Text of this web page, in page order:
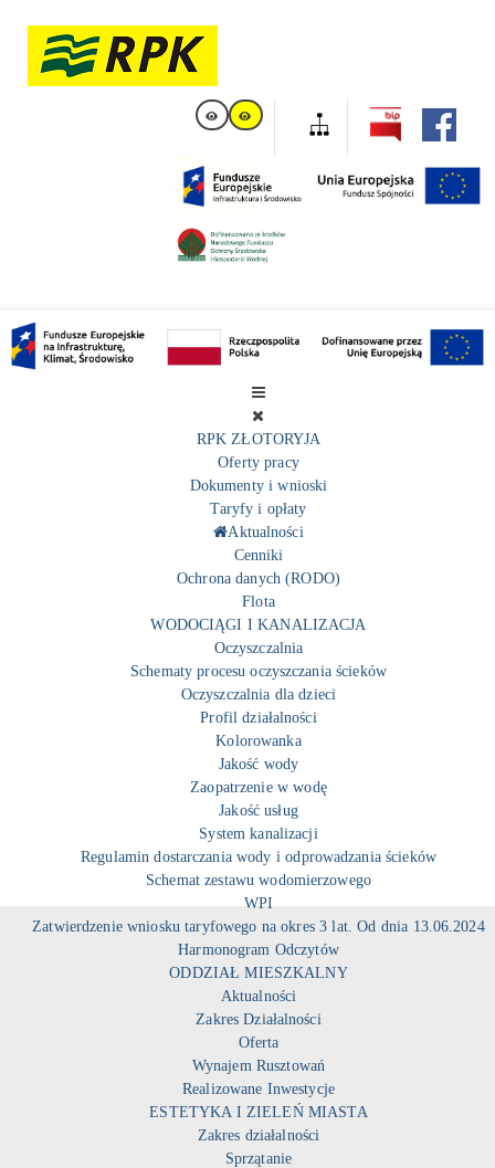
RPK ZŁOTORYJA
Oferty pracy
Dokumenty i wnioski
Taryfy i opłaty
Aktualności
Cenniki
Ochrona danych (RODO)
Flota
WODOCIĄGI I KANALIZACJA
Oczyszczalnia
Schematy procesu oczyszczania ścieków
Oczyszczalnia dla dzieci
Profil działalności
Kolorowanka
Jakość wody
Zaopatrzenie w wodę
Jakość usług
System kanalizacji
Regulamin dostarczania wody i odprowadzania ścieków
Schemat zestawu wodomierzowego
WPI
Zatwierdzenie wniosku taryfowego na okres 3 lat. Od dnia 13.06.2024
Harmonogram Odczytów
ODDZIAŁ MIESZKALNY
Aktualności
Zakres Działalności
Oferta
Wynajem Rusztowań
Realizowane Inwestycje
ESTETYKA I ZIELEŃ MIASTA
Zakres działalności
Sprzątanie